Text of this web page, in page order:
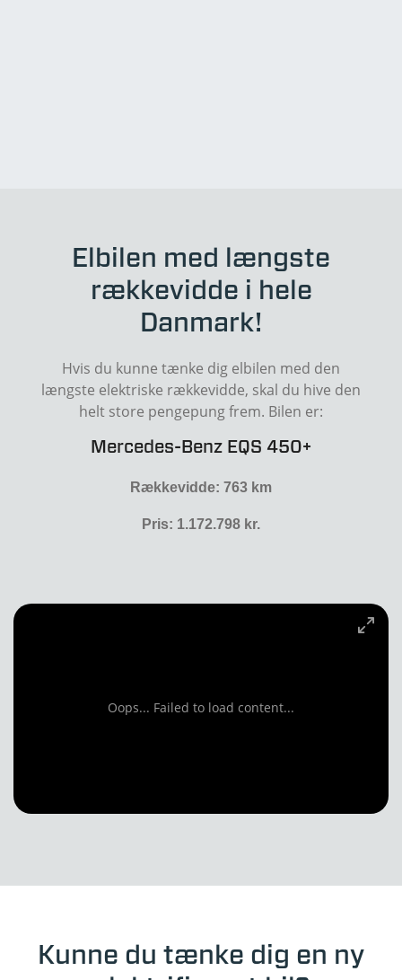
Oops... Failed to load content...
Elbilen med længste
rækkevidde i hele
Danmark!
Hvis du kunne tænke dig elbilen med den
længste elektriske rækkevidde, skal du hive den
helt store pengepung frem. Bilen er:
Mercedes-Benz EQS 450+
Rækkevidde: 763 km
Pris: 1.172.798 kr.
Kunne du tænke dig en ny